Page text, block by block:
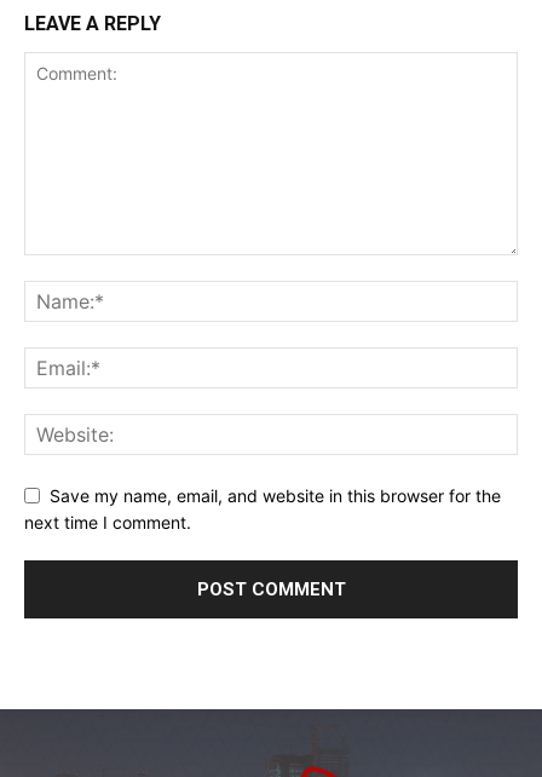
LEAVE A REPLY
Save my name, email, and website in this browser for the
next time I comment.